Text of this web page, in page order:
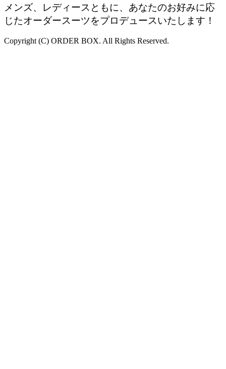
メンズ、レディースともに、あなたのお好みに応
じたオーダースーツをプロデュースいたします！
Copyright (C) ORDER BOX. All Rights Reserved.